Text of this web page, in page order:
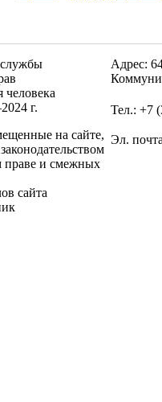
человека
г.
на сайте,
праве и смежных
сайта
Адрес:
Тел.: +7
Эл.